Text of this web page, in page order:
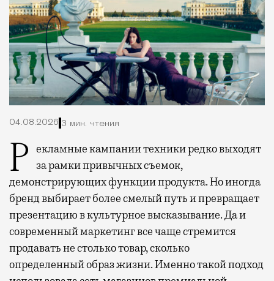
04.08.2026 3 мин. чтения
Рекламные кампании техники редко выходят
за рамки привычных съемок,
демонстрирующих функции продукта. Но иногда
бренд выбирает более смелый путь и превращает
презентацию в культурное высказывание. Да и
современный маркетинг все чаще стремится
продавать не столько товар, сколько
определенный образ жизни. Именно такой подход